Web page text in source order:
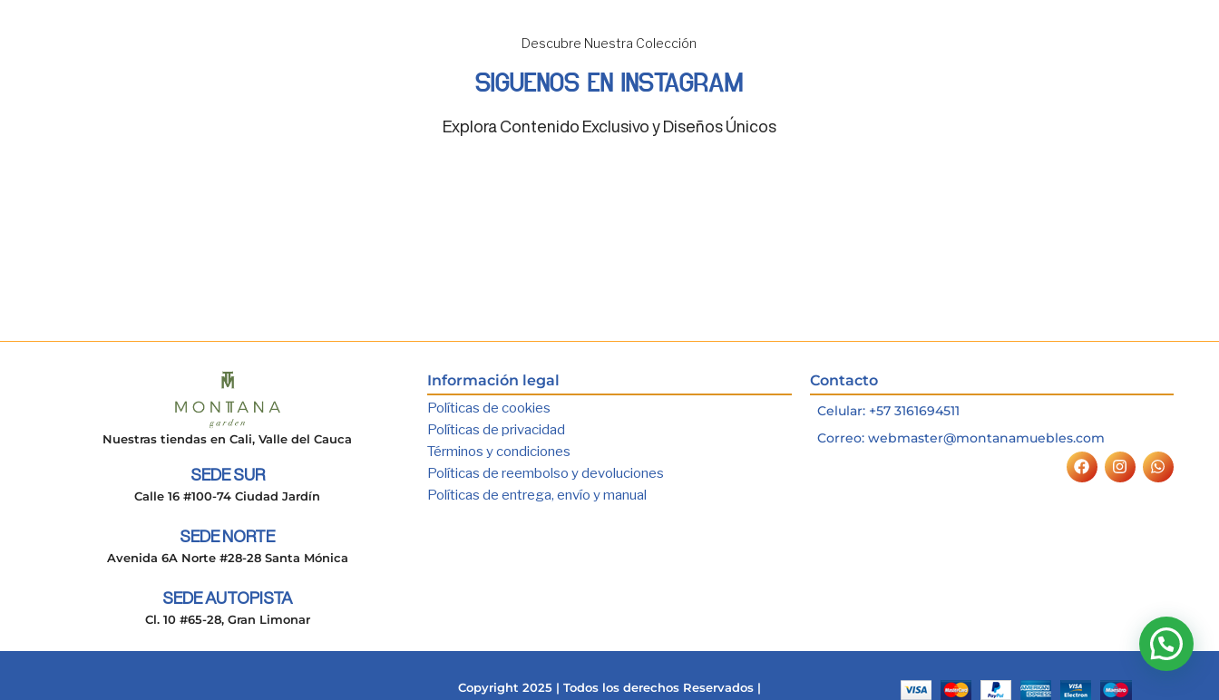
Descubre Nuestra Colección
SIGUENOS EN INSTAGRAM
Explora Contenido Exclusivo y Diseños Únicos
Nuestras tiendas en Cali, Valle del Cauca
SEDE SUR
Calle 16 #100-74 Ciudad Jardín
SEDE NORTE
Avenida 6A Norte #28-28 Santa Mónica
SEDE AUTOPISTA
Cl. 10 #65-28, Gran Limonar
Información legal
Políticas de cookies
Políticas de privacidad
Términos y condiciones
Políticas de reembolso y devoluciones
Políticas de entrega, envío y manual
Contacto
Celular: +57 3161694511
Correo: webmaster@montanamuebles.com
Copyright 2025 | Todos los derechos Reservados |